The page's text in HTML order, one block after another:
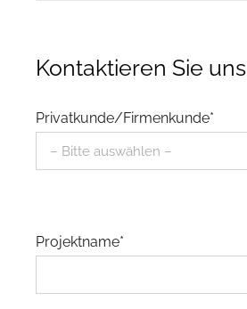
Kontaktieren Sie uns
Privatkunde/Firmenkunde*
Projektname*